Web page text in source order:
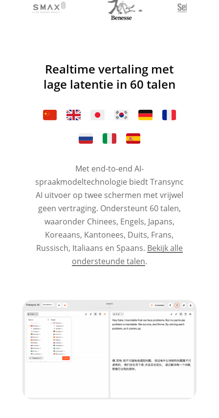
Realtime vertaling met
lage latentie in 60 talen
Met end-to-end AI-
spraakmodeltechnologie biedt Transync
AI uitvoer op twee schermen met vrijwel
geen vertraging. Ondersteunt 60 talen,
waaronder Chinees, Engels, Japans,
Koreaans, Kantonees, Duits, Frans,
Russisch, Italiaans en Spaans. Bekijk alle
ondersteunde talen.